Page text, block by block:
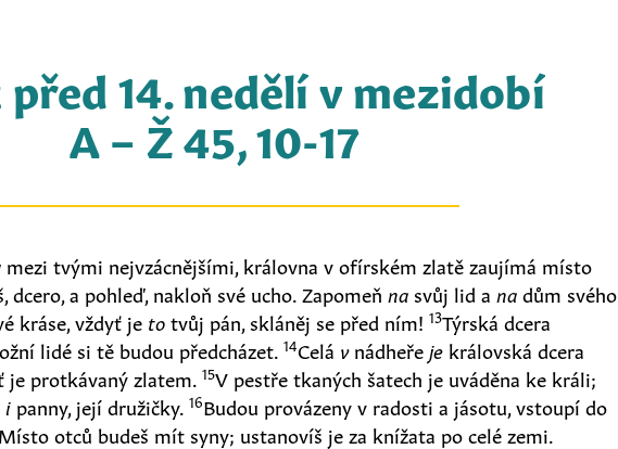
před 14. nedělí v mezidobí
A – Ž 45, 10-17
mezi tvými nejvzácnějšími, královna v ofírském zlatě zaujímá místo
dcero, a pohleď, nakloň své ucho. Zapomeň na svůj lid a nadům svého
kráse, vždyť je totvůj pán, skláněj se před ním!13Týrská dcera
lidé si tě budou předcházet.14Celá vnádheře je královská dcera
je protkávaný zlatem.15V pestře tkaných šatech je uváděna ke králi;
i panny, její družičky.16Budou provázeny v radosti a jásotu, vstoupí do
Místo otců budeš mít syny; ustanovíš je za knížata po celé zemi.